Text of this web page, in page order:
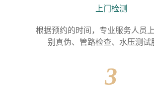
上门检测
根据预约的时间，专业服务人员
别真伪、管路检查、水压测试
3